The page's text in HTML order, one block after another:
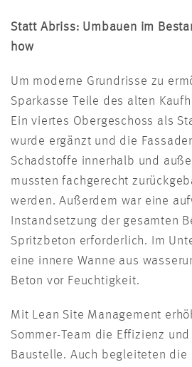
Statt Abriss: Umbauen im
how
Um moderne Grundrisse zu
Sparkasse Teile des alten
Ein viertes Obergeschoss als
wurde ergänzt und die
Schadstoffe innerhalb und
mussten fachgerecht
werden. Außerdem war eine
Instandsetzung der gesamten
Spritzbeton erforderlich. Im
eine innere Wanne aus
Beton vor Feuchtigkeit.
Mit Lean Site Management
Sommer-Team die Effizienz
Baustelle. Auch begleiteten die